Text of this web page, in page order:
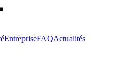
EntrepriseFAQActualités